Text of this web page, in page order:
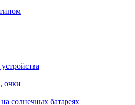
очки
солнечных батареях